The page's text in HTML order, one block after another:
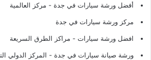
أفضل ورشة سيارات في جدة - مركز العالمية
مركز ورشة سيارات في جدة
افضل ورشة سيارات - مراكز الطرق السريعة
ورشة صيانة سيارات في جدة - المركز الدولي